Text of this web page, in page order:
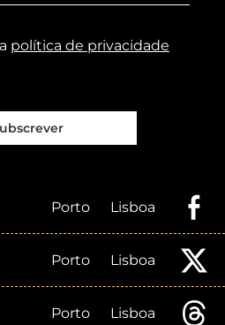
política de privacidade
Porto Lisboa
Porto Lisboa
Porto Lisboa